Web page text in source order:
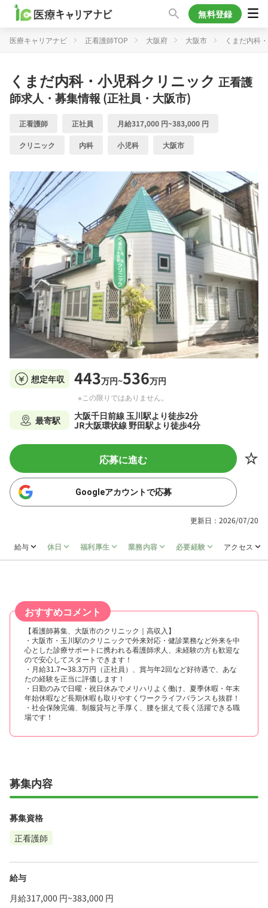
無料登録
医療キャリアナビ 正看護師TOP 大阪府 大阪市 くまだ内科
くまだ内科・小児科クリニック 正看護
師求人・募集情報 (正社員・大阪市)
正看護師 正社員 月給317,000 円~383,000 円
クリニック 内科 小児科 大阪市
想定年収 443万円~536万円
※この限りではありません。
最寄駅
大阪千日前線 玉川駅より徒歩2分
JR大阪環状線 野田駅より徒歩4分
応募に進む
Googleアカウントで応募
更新日：2026/07/20
給与 休日 福利厚生 業務内容 必要経験 アクセス
おすすめコメント
【看護師募集、大阪市のクリニック｜高収入】
・大阪市・玉川駅のクリニックで外来対応・健診業務など外来を中
心とした診療サポートに携われる看護師求人、未経験の方も歓迎な
ので安心してスタートできます！
・月給31.7〜38.3万円（正社員）、賞与年2回など好待遇で、あな
たの経験を正当に評価します！
・日勤のみで日曜・祝日休みでメリハリよく働け、夏季休暇・年末
年始休暇など長期休暇も取りやすくワークライフバランスも抜群！
・社会保険完備、制服貸与と手厚く、腰を据えて長く活躍できる職
場です！
募集内容
募集資格
正看護師
給与
月給317,000 円~383,000 円